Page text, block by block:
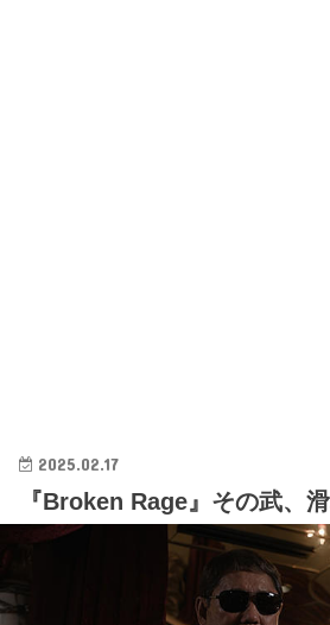
2025.02.17
『Broken Rage』その武、